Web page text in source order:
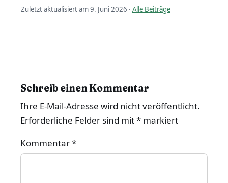
Zuletzt aktualisiert am 9. Juni 2026 · Alle Beiträge
Schreib einen Kommentar
Ihre E-Mail-Adresse wird nicht veröffentlicht.
Erforderliche Felder sind mit* markiert
Kommentar*